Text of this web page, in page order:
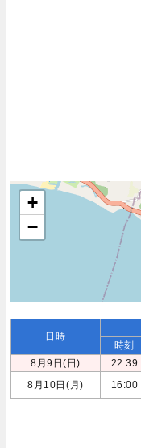
+
−
日時
時刻
8月9日(日)
22:39
8月10日(月)
16:00